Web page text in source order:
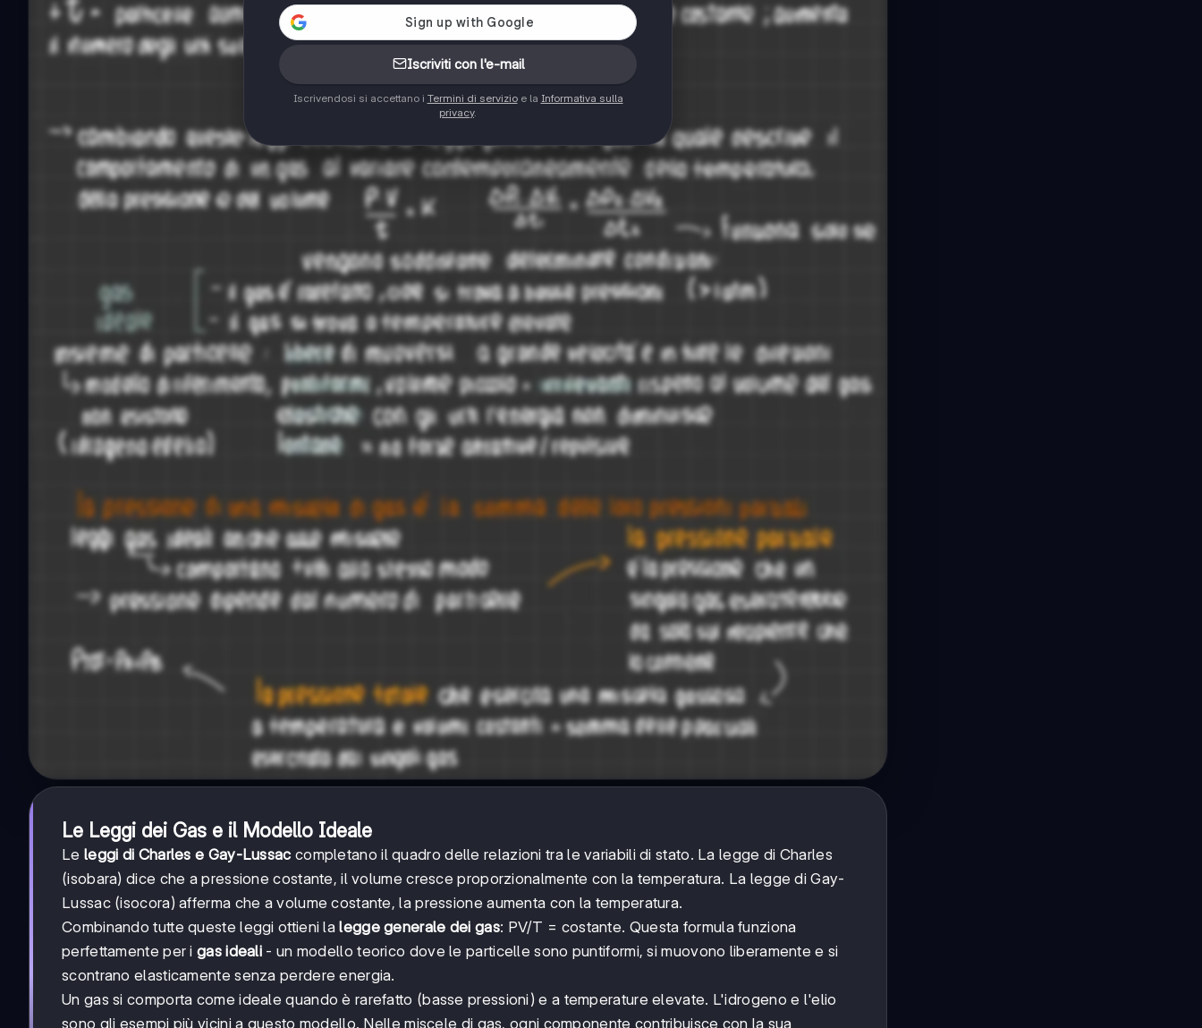
Iscriviti con l'e-mail
Iscrivendosi si accettano i Termini di servizioe la Informativa sulla
privacy.
Le Leggi dei Gas e il Modello Ideale
Le leggi di Charles e Gay-Lussac completano il quadro delle relazioni tra le variabili di stato. La legge di Charles
(isobara) dice che a pressione costante, il volume cresce proporzionalmente con la temperatura. La legge di Gay-
Lussac (isocora) afferma che a volume costante, la pressione aumenta con la temperatura.
Combinando tutte queste leggi ottieni lalegge generale dei gas: PV/T = costante. Questa formula funziona
perfettamente per igas ideali - un modello teorico dove le particelle sono puntiformi, si muovono liberamente e si
scontrano elasticamente senza perdere energia.
Un gas si comporta come ideale quando è rarefatto (basse pressioni) e a temperature elevate. L'idrogeno e l'elio
sono gli esempi più vicini a questo modello. Nelle miscele di gas, ogni componente contribuisce con la sua